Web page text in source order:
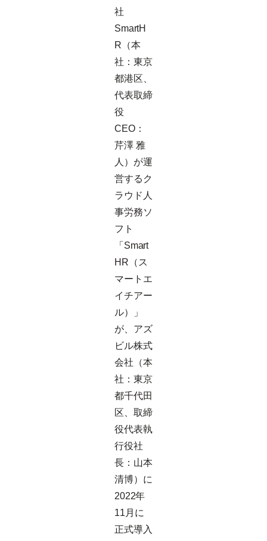
社
SmartH
R（本
社：東京
都港区、
代表取締
役
CEO：
芹澤 雅
人）が運
営するク
ラウド人
事労務ソ
フト
「Smart
HR（ス
マートエ
イチアー
ル）」
が、アズ
ビル株式
会社（本
社：東京
都千代田
区、取締
役代表執
行役社
長：山本
清博）に
2022年
11月に
正式導入